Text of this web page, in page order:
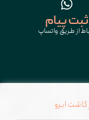
ثبت پیام
از طریق واتساپ
ابرو